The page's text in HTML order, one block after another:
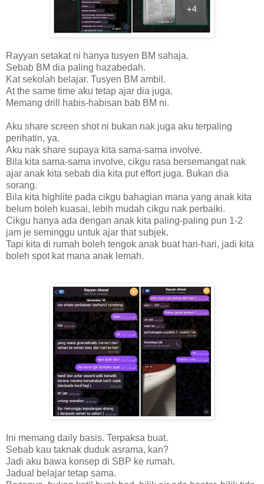
Rayyan setakat ni hanya tusyen BM sahaja.
Sebab BM dia paling hazabedah.
Kat sekolah belajar. Tusyen BM ambil.
At the same time aku tetap ajar dia juga.
Memang drill habis-habisan bab BM ni.
Aku share screen shot ni bukan nak juga aku terpaling
perihatin, ya.
Aku nak share supaya kita sama-sama involve.
Bila kita sama-sama involve, cikgu rasa bersemangat nak
ajar anak kita sebab dia kita put effort juga. Bukan dia
sorang.
Bila kita highlite pada cikgu bahagian mana yang anak kita
belum boleh kuasai, lebih mudah cikgu nak perbaiki.
Cikgu hanya ada dengan anak kita paling-paling pun 1-2
jam je seminggu untuk ajar that subjek.
Tapi kita di rumah boleh tengok anak buat hari-hari, jadi kita
boleh spot kat mana anak lemah.
Ini memang daily basis. Terpaksa buat.
Sebab kau taknak duduk asrama, kan?
Jadi aku bawa konsep di SBP ke rumah.
Jadual belajar tetap sama.